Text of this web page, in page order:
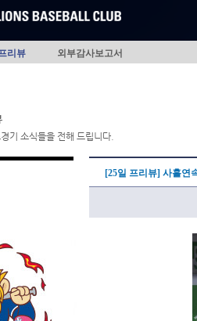
리뷰 외부감사보고서
기 소식들을 전해 드립니다.
[25일 프리뷰] 사흘연